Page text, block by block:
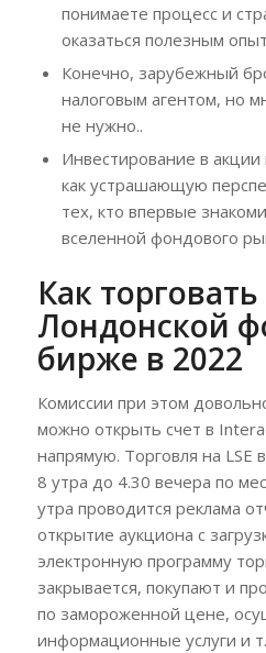
понимаете процесс и
оказаться полезным
Конечно, зарубежный
налоговым агентом, но
не нужно..
Инвестирование в
как устрашающую
тех, кто впервые
вселенной фондового
Как
Лондонской
бирже в 2022
Комиссии при этом
можно открыть счет в
напрямую. Торговля на LSE
8 утра до 4.30 вечера по
утра проводится реклама
открытие аукциона с
электронную программу
закрывается, покупают и
по замороженной цене,
информационные услуги и